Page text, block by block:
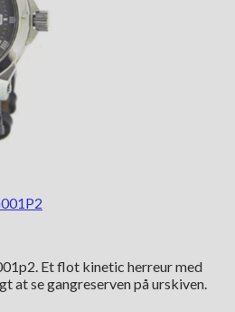
Et flot kinetic herreur med
at se gangreserven på urskiven.